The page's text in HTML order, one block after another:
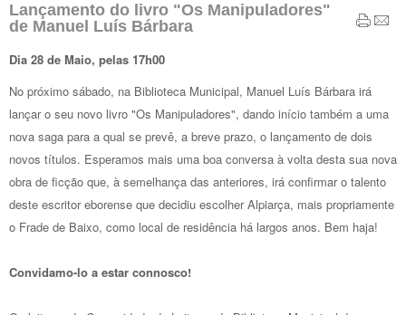
Lançamento do livro "Os Manipuladores"
de Manuel Luís Bárbara
Dia 28 de Maio, pelas 17h00
No próximo sábado, na Biblioteca Municipal, Manuel Luís Bárbara irá
lançar o seu novo livro "Os Manipuladores", dando início também a uma
nova saga para a qual se prevê, a breve prazo, o lançamento de dois
novos títulos. Esperamos mais uma boa conversa à volta desta sua nova
obra de ficção que, à semelhança das anteriores, irá confirmar o talento
deste escritor eborense que decidiu escolher Alpiarça, mais propriamente
o Frade de Baixo, como local de residência há largos anos. Bem haja!
Convidamo-lo a estar connosco!